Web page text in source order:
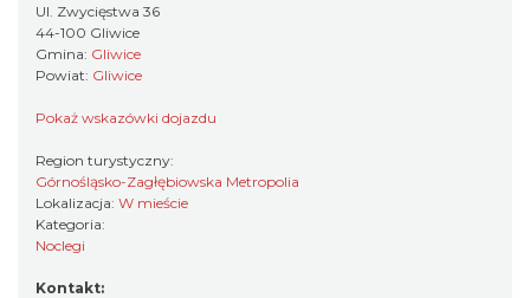
Ul. Zwycięstwa 36
44-100 Gliwice
Gmina: Gliwice
Powiat: Gliwice
Pokaż wskazówki dojazdu
Region turystyczny:
Górnośląsko-Zagłębiowska Metropolia
Lokalizacja: W mieście
Kategoria:
Noclegi
Kontakt: